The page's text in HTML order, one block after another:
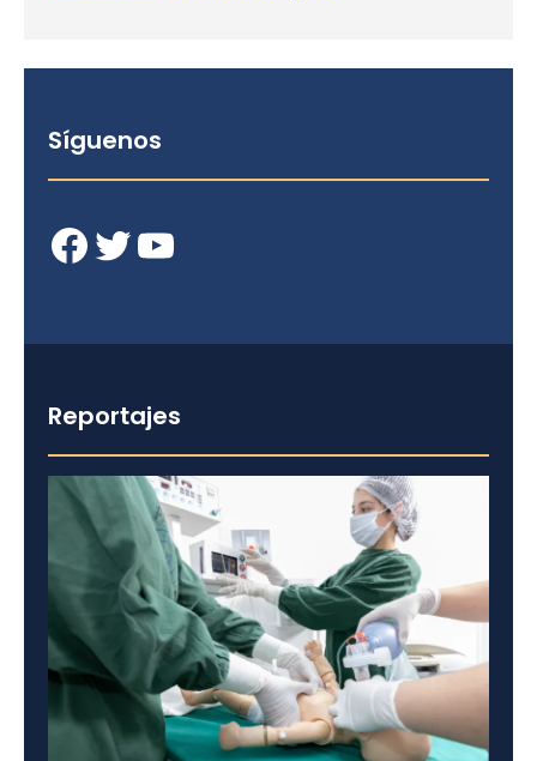
Síguenos
Facebook Twitter YouTube
Reportajes